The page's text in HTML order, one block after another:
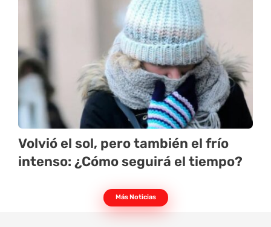
Volvió el sol, pero también el frío
intenso: ¿Cómo seguirá el tiempo?
Más Noticias